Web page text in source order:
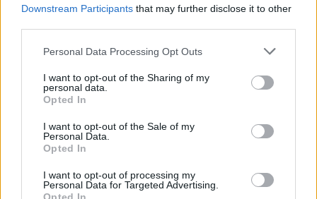
Downstream Participants that may further disclose it to other
Personal Data Processing Opt Outs
I want to opt-out of the Sharing of my
personal data.
Opted In
I want to opt-out of the Sale of my
Personal Data.
Opted In
I want to opt-out of processing my
Personal Data for Targeted Advertising.
waarschijnlijk een belangrijke week om tactische afspraken
De voorbereiding krijgt daarmee na de eerste
oefenwedstrijden een serieuzer karakter. Waar Dordrecht
vooral een eerste test was, moet het trainingskamp duidelijk
groeien.
Openingswedstrijd sluiten